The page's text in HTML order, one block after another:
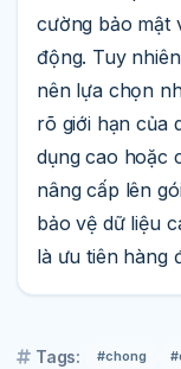
cường bảo mật
động. Tuy
nên lựa chọn
rõ giới hạn của
dụng cao hoặc
nâng cấp lên
bảo vệ dữ liệu
là ưu tiên hàng
Tags: #chong